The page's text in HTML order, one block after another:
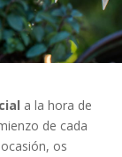
a la hora de
de cada
os